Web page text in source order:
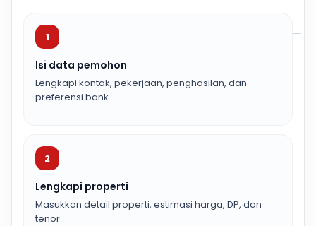
1
Isi data pemohon
Lengkapi kontak, pekerjaan, penghasilan, dan
preferensi bank.
2
Lengkapi properti
Masukkan detail properti, estimasi harga, DP, dan
tenor.